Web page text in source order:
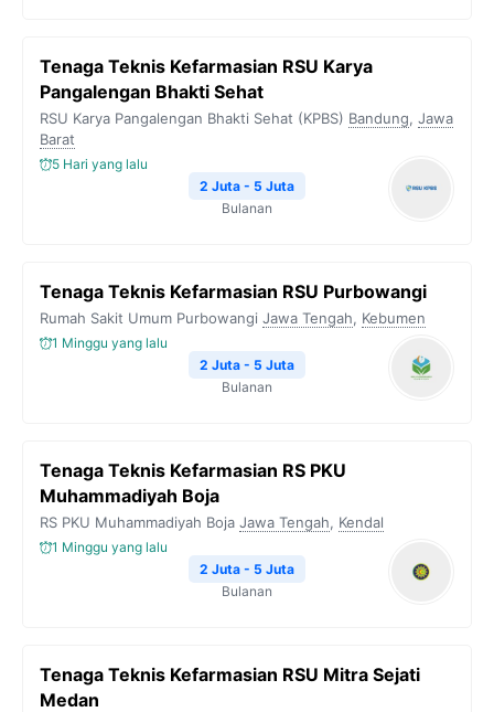
Tenaga Teknis Kefarmasian RSU Karya
Pangalengan Bhakti Sehat
RSU Karya Pangalengan Bhakti Sehat (KPBS) Bandung, Jawa
Barat
5 Hari yang lalu
2 Juta - 5 Juta
Bulanan
Tenaga Teknis Kefarmasian RSU Purbowangi
Rumah Sakit Umum Purbowangi Jawa Tengah, Kebumen
1 Minggu yang lalu
2 Juta - 5 Juta
Bulanan
Tenaga Teknis Kefarmasian RS PKU
Muhammadiyah Boja
RS PKU Muhammadiyah Boja Jawa Tengah, Kendal
1 Minggu yang lalu
2 Juta - 5 Juta
Bulanan
Tenaga Teknis Kefarmasian RSU Mitra Sejati
Medan